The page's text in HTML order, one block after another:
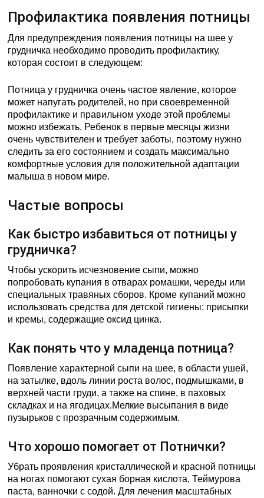
Профилактика появления потницы
Для предупреждения появления потницы на шее у
грудничка необходимо проводить профилактику,
которая состоит в следующем:
Потница у грудничка очень частое явление, которое
может напугать родителей, но при своевременной
профилактике и правильном уходе этой проблемы
можно избежать. Ребенок в первые месяцы жизни
очень чувствителен и требует заботы, поэтому нужно
следить за его состоянием и создать максимально
комфортные условия для положительной адаптации
малыша в новом мире.
Частые вопросы
Как быстро избавиться от потницы у
грудничка?
Чтобы ускорить исчезновение сыпи, можно
попробовать купания в отварах ромашки, череды или
специальных травяных сборов. Кроме купаний можно
использовать средства для детской гигиены: присыпки
и кремы, содержащие оксид цинка.
Как понять что у младенца потница?
Появление характерной сыпи на шее, в области ушей,
на затылке, вдоль линии роста волос, подмышками, в
верхней части груди, а также на спине, в паховых
складках и на ягодицах.Мелкие высыпания в виде
пузырьков с прозрачным содержимым.
Что хорошо помогает от Потнички?
Убрать проявления кристаллической и красной потницы
на ногах помогают сухая борная кислота, Теймурова
паста, ванночки с содой. Для лечения масштабных